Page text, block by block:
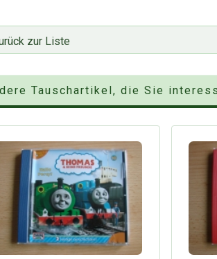
zur Liste
Tauschartikel, die Sie